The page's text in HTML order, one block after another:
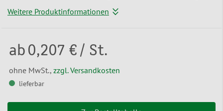
Weitere Produktinformationen
ab 0,207 € / St.
ohne MwSt., zzgl. Versandkosten
lieferbar